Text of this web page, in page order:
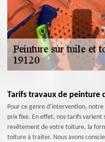
Tarifs travaux de peinture
Pour ce genre d’intervention, notre
prix fixe. En effet, nos tarifs varient
revêtement de votre toiture, la
toiture à traiter. Nous avons